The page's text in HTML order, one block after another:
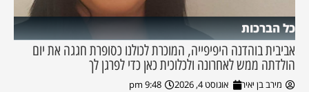
כל הברכות
אביבית בוהדנה היפיפייה, המוכרת לכולנו כסופרת חגגה את יום
הולדתה ממש לאחרונה ולכלוכית כאן כדי לפרגן לך
מירב בן יאיר אוגוסט 4, 2026 9:48 pm